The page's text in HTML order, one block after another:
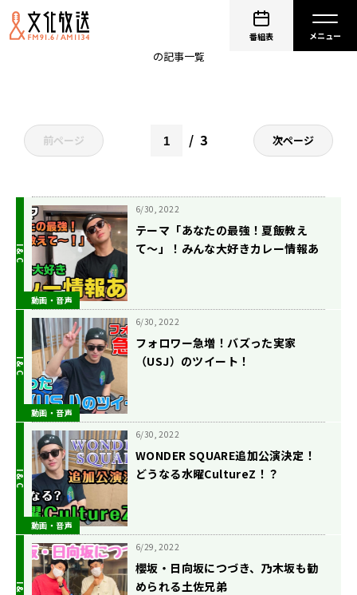
番組表
の記事一覧
前ページ 3 次ページ
動画・音声
6/30, 2022
テーマ「あなたの最強！夏飯教え
て〜」！みんな大好きカレー情報あ
動画・音声
6/30, 2022
フォロワー急増！バズった実家
（USJ）のツイート！
動画・音声
6/30, 2022
WONDER SQUARE追加公演決定！
どうなる水曜CultureZ！？
6/29, 2022
櫻坂・日向坂につづき、乃木坂も勧
められる土佐兄弟